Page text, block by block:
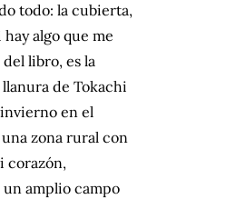
todo: la cubierta,
algo que me
libro, es la
de Tokachi
en el
zona rural con
corazón,
amplio campo